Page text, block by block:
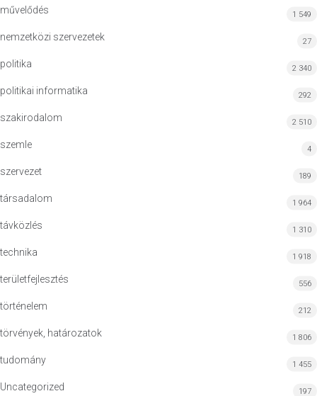
művelődés 1 549
nemzetközi szervezetek 27
politika 2 340
politikai informatika 292
szakirodalom 2 510
szemle 4
szervezet 189
társadalom 1 964
távközlés 1 310
technika 1 918
területfejlesztés 556
történelem 212
törvények, határozatok 1 806
tudomány 1 455
Uncategorized 197